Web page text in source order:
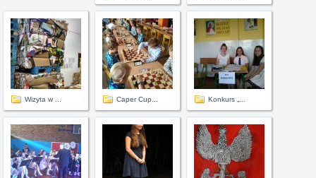
Wizyta w ... Caper Cup... Konkurs „...